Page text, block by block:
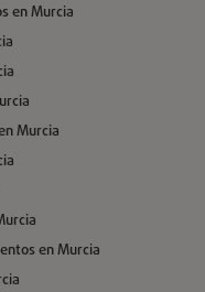
en Murcia
Murcia
en Murcia